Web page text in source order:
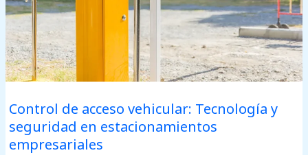
Control de acceso vehicular: Tecnología y
seguridad en estacionamientos
empresariales
en
estacionamientos
empresariales